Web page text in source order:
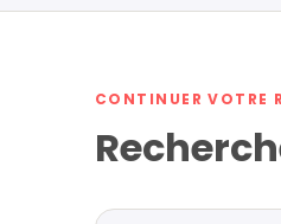
CONTINUER VOTRE